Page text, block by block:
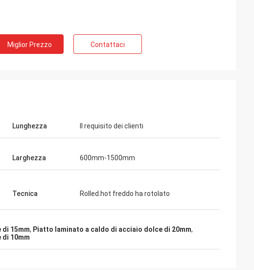
Miglior Prezzo Contattaci
Lunghezza Il requisito dei clienti
Larghezza 600mm-1500mm
Tecnica Rolled.hot freddo ha rotolato
15mm, Piatto laminato a caldo di acciaio dolce di 20mm,
10mm